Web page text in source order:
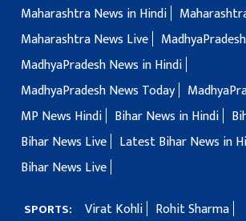
Maharashtra News in Hindi
Maharashtra News Live
MadhyaPradesh News in Hindi
MadhyaPradesh News Today
MP News Hindi
Bihar News in Hindi
Bihar News Live
Latest Bihar News in
Bihar News Live
SPORTS: Virat Kohli
Rohit Sharma